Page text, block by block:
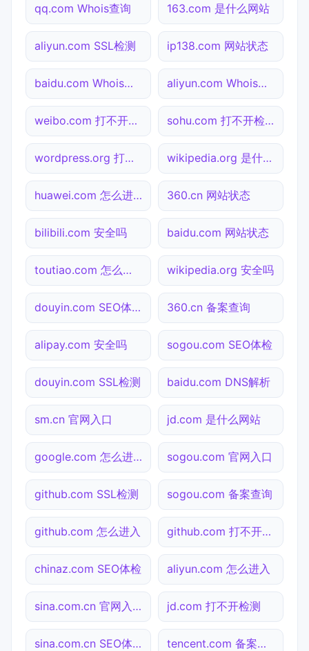
qq.com Whois查询 163.com 是什么网站
aliyun.com SSL检测 ip138.com 网站状态
baidu.com Whois查询 aliyun.com Whois查询
weibo.com 打不开检测 sohu.com 打不开检测
wordpress.org 打不开检测 wikipedia.org 是什么网站
huawei.com 怎么进入 360.cn 网站状态
bilibili.com 安全吗 baidu.com 网站状态
toutiao.com 怎么进入 wikipedia.org 安全吗
douyin.com SEO体检 360.cn 备案查询
alipay.com 安全吗 sogou.com SEO体检
douyin.com SSL检测 baidu.com DNS解析
sm.cn 官网入口 jd.com 是什么网站
google.com 怎么进入 sogou.com 官网入口
github.com SSL检测 sogou.com 备案查询
github.com 怎么进入 github.com 打不开检测
chinaz.com SEO体检 aliyun.com 怎么进入
sina.com.cn 官网入口 jd.com 打不开检测
sina.com.cn SEO体检 tencent.com 备案查询